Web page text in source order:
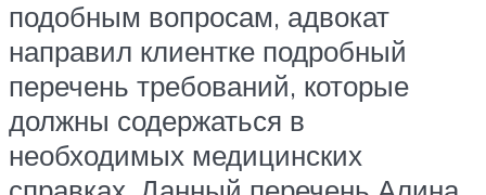
подобным вопросам, адвокат
направил клиентке подробный
перечень требований, которые
должны содержаться в
необходимых медицинских